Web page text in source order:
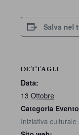
Salva nel
DETTAGLI
Data:
13 Ottobre
Categoria
Iniziativa culturale